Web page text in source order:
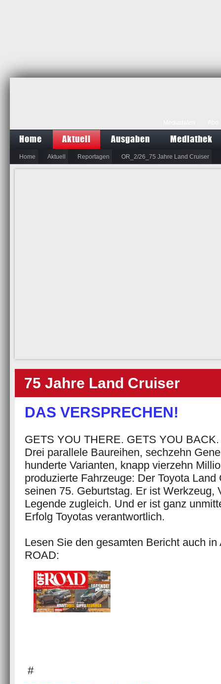
Home Aktuell Ausgaben Mediathek
Home Aktuell Reportagen OR_2/26_75 Jahre Land Cruiser
75 Jahre Land Cruiser
DAS VERSPRECHEN!
GETS YOU THERE. GETS YOU BACK.
Drei parallele Baureihen, sechzehn
hunderte Varianten, knapp vierzehn
produzierte Fahrzeuge: Der Toyota
seinen 75. Geburtstag. Er ist Werkzeug,
Legende zugleich. Und er ist ganz
Erfolg Toyotas verantwortlich.
Lesen Sie den gesamten Bericht auch
ROAD:
#